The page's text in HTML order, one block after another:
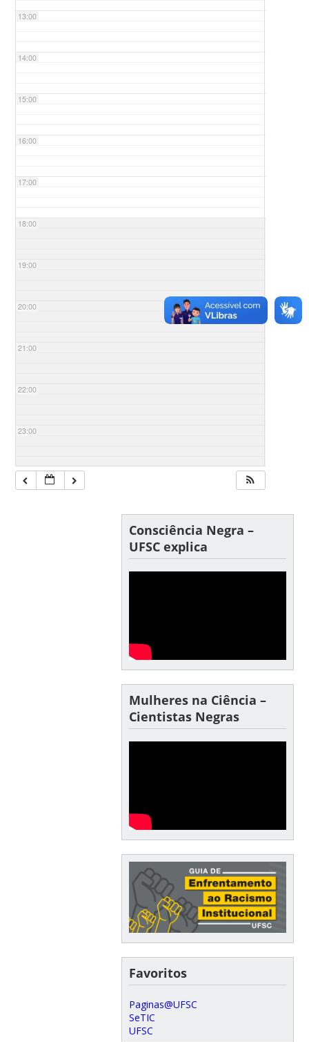
13:00
14:00
15:00
16:00
17:00
18:00
19:00
20:00
21:00
22:00
23:00
Consciência Negra –
UFSC explica
Mulheres na Ciência –
Cientistas Negras
Favoritos
Paginas@UFSC
SeTIC
UFSC